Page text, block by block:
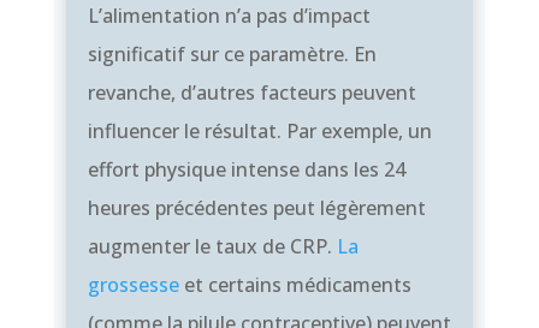
L’alimentation n’a pas d’impact
significatif sur ce paramètre. En
revanche, d’autres facteurs peuvent
influencer le résultat. Par exemple, un
effort physique intense dans les 24
heures précédentes peut légèrement
augmenter le taux de CRP. La
grossesseet certains médicaments